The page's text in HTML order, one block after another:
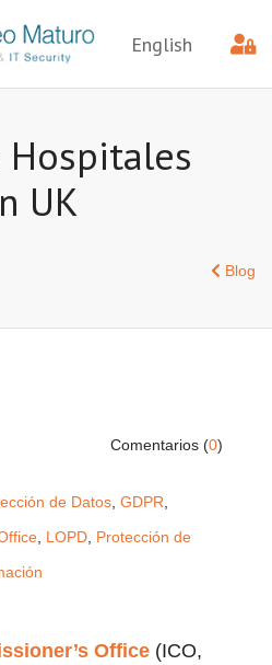
English
Hospitales
UK
Blog
Comentarios (0)
de Datos GDPR
LOPD Protección de
Office (ICO,